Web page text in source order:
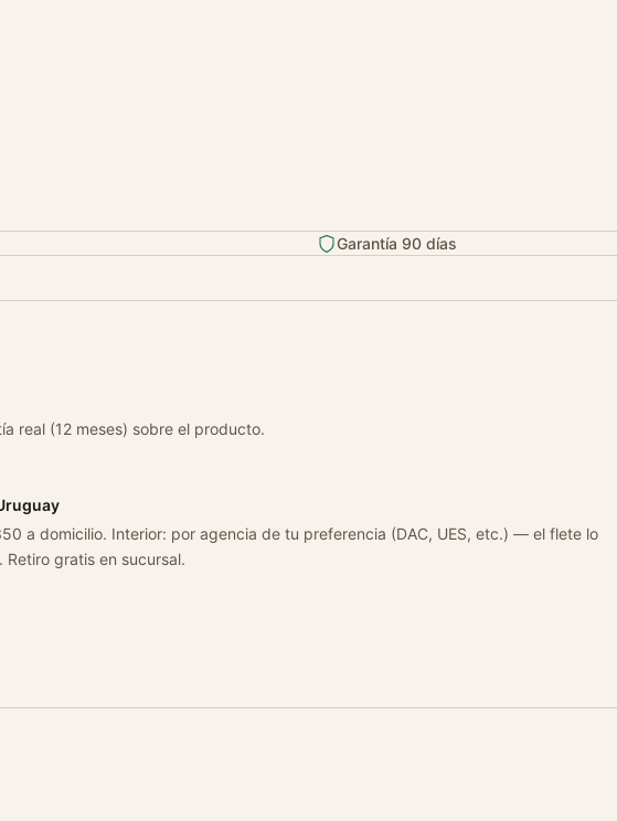
Garantía 90 días
real (12 meses) sobre el producto.
a domicilio. Interior: por agencia de tu preferencia (DAC, UES, etc.) — el flete lo
Retiro gratis en sucursal.